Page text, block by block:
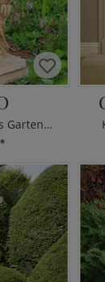
Historische Steinguss Gartenfigur
*